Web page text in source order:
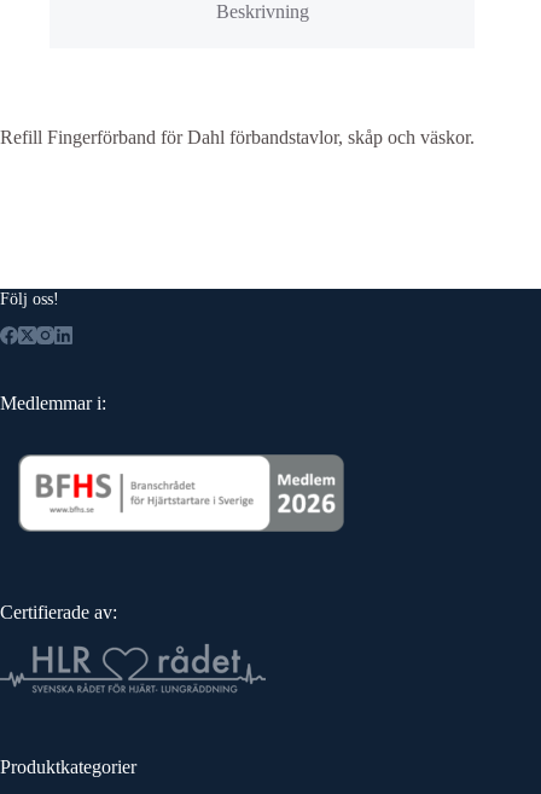
Beskrivning
Refill Fingerförband för Dahl förbandstavlor, skåp och väskor.
Följ oss!
Medlemmar i:
Certifierade av:
Produktkategorier